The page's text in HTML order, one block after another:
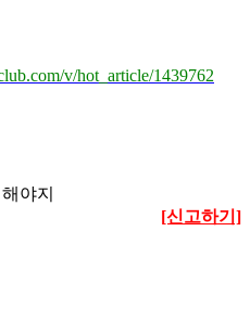
v/hot_article/1439762
야지
[신고하기]